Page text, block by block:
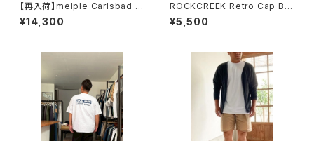
【再入荷】melple Carlsbad S
horts Greige メイプル
¥14,300
ROCKCREEK Retro Cap BL
ACK ロッククリーク
¥5,500